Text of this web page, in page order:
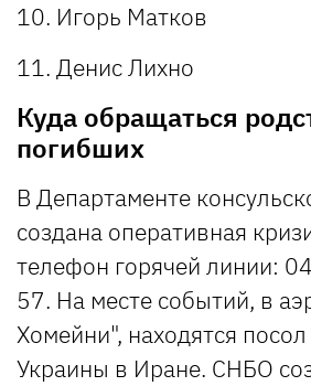
10. Игорь Матков
11. Денис Лихно
Куда обращаться
погибших
В Департаменте
создана оперативная
телефон горячей линии:
57. На месте событий, в
Хомейни", находятся посол
Украины в Иране. СНБО